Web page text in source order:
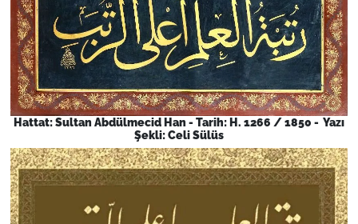
Hattat: Sultan Abdülmecid Han - Tarih: H. 1266 / 1850 - Yazı
Şekli: Celi Sülüs